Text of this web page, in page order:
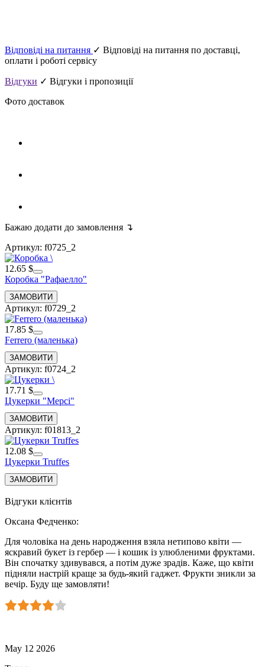
Відповіді на питання ✓ Відповіді на питання по доставці,
оплати і роботі сервісу
Відгуки ✓ Відгуки і пропозиції
Фото доставок
Бажаю додати до замовлення ↴
Артикул: f0725_2
12.65 $
Коробка "Рафаелло"
Артикул: f0729_2
17.85 $
Ferrero (маленька)
Артикул: f0724_2
17.71 $
Цукерки "Мерсі"
Артикул: f01813_2
12.08 $
Цукерки Truffes
Відгуки клієнтів
Оксана Федченко:
Для чоловіка на день народження взяла нетипово квіти —
яскравий букет із гербер — і кошик із улюбленими фруктами.
Він спочатку здивувався, а потім дуже зрадів. Каже, що квіти
підняли настрій краще за будь-який гаджет. Фрукти зникли за
вечір. Буду ще замовляти!
May 12 2026